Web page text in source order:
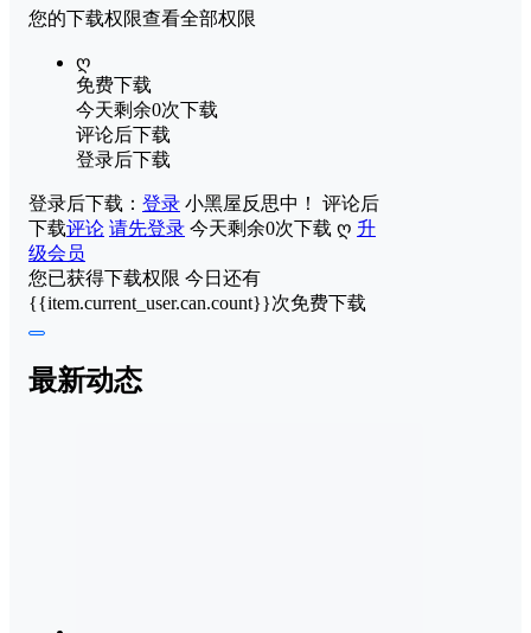
您的下载权限查看全部权限
ღ
免费下载
今天剩余0次下载
评论后下载
登录后下载
登录后下载： 登录 小黑屋反思中！ 评论后
下载评论 请先登录 今天剩余0次下载 ღ 升
级会员
您已获得下载权限 今日还有
{{item.current_user.can.count}}次免费下载
最新动态